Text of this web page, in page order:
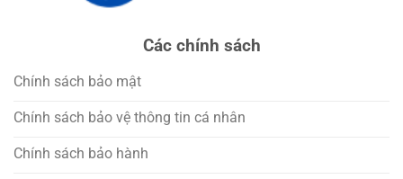
Các chính sách
Chính sách bảo mật
Chính sách bảo vệ thông tin cá nhân
Chính sách bảo hành